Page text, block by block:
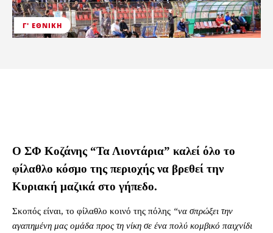
Γ' ΕΘΝΙΚΉ
Ο ΣΦ Κοζάνης “Τα Λιοντάρια” καλεί όλο το
φίλαθλο κόσμο της περιοχής να βρεθεί την
Κυριακή μαζικά στο γήπεδο.
Σκοπός είναι, το φίλαθλο κοινό της πόλης “να σπρώξει την
αγαπημένη μας ομάδα προς τη νίκη σε ένα πολύ κομβικό παιχνίδι